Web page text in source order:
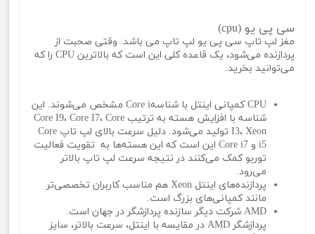
سی پی یو (cpu)
مغز لپ تاپ سی پی یو لپ تاپ می باشد. وقتی صحبت از
پردازنده می‌شود، یک قاعده کلی این است که بالاترین CPU را که
می‌توانید بخرید.
CPU کمپانی اینتل با شناسهCore i مشخص می‌شوند. این
شناسه با افزایش هسته به ترتیب Core I9، Core I7، Core
I3، Xeon تولید می‌شود. دلیل سرعت بالای لپ تاپ Core
i5 و Core i7 این است که این هسته‌ها به تقویت فعالیت
توربو کمک می‌کنند در نتیجه سرعت لپ تاپ بالاتر
می‌رود.
پردازنده‌های اینتل Xeon هم مناسب کاربران تخصصی‌تر
مانند کمپانی‌های بزرگ است.
AMD شرکت دیگر سازنده پردازشگر در جهان است.
پردازشگر AMD در مقایسه با اینتل، سرعت بالاتر، سایز